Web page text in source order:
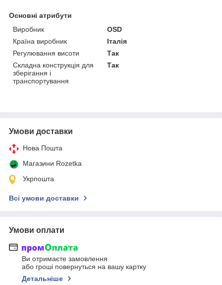
Основні атрибути
Виробник
ОSD
Країна виробник
Італія
Регулювання висоти
Так
Складна конструкція для
зберігання і
транспортування
Так
Умови доставки
Нова Пошта
Магазини Rozetka
Укрпошта
Всі умови доставки
Умови оплати
Ви отримаєте замовлення
або гроші повернуться на вашу картку
Детальніше